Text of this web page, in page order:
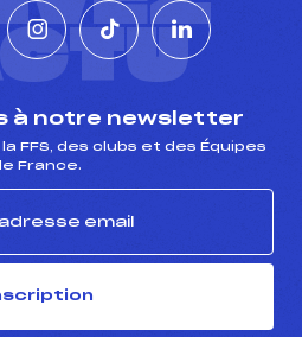
à notre newsletter
FFS, des clubs et des Équipes
France.